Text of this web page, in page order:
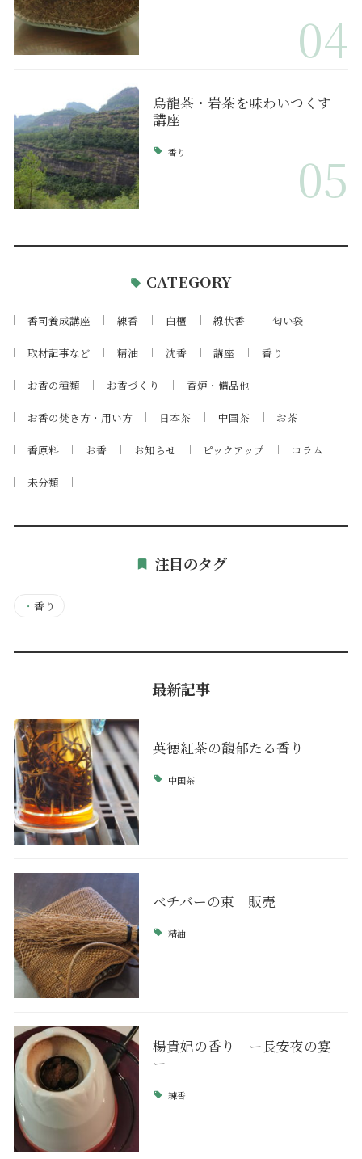
04
烏龍茶・岩茶を味わいつくす
講座
香り 05
CATEGORY
香司養成講座 練香 白檀 線状香 匂い袋
取材記事など 精油 沈香 講座 香り
お香の種類 お香づくり 香炉・備品他
お香の焚き方・用い方 日本茶 中国茶 お茶
香原料 お香 お知らせ ピックアップ コラム
未分類
注目のタグ
・ 香り
最新記事
英徳紅茶の馥郁たる香り
中国茶
ベチバーの束 販売
精油
楊貴妃の香り ー長安夜の宴
ー
練香